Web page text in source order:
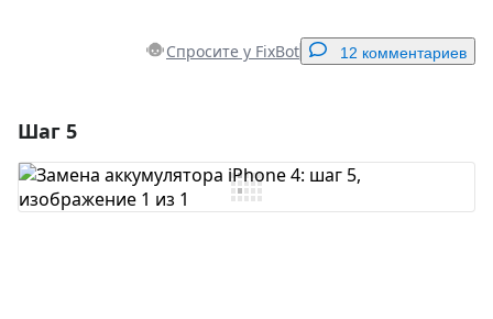
Спросите у FixBot 12 комментариев
Добавить комментарий
Шаг 5